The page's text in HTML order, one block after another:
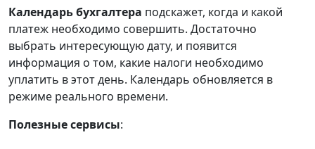
Календарьбухгалтера подскажет, когда и какой
платеж необходимо совершить. Достаточно
выбрать интересующую дату, и появится
информация о том, какие налоги необходимо
уплатить в этот день. Календарь обновляется в
режиме реального времени.
Полезные сервисы: